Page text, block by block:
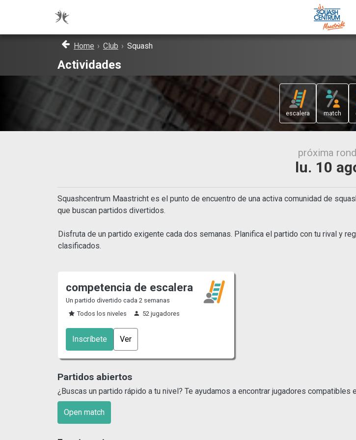
Home › Club › Squash
Actividades
escalera match
próxima
lu. 10
Squashcentrum Maastricht es el punto de encuentro de una activa comunidad de
que buscan partidos divertidos.
Disfruta de un partido exigente cada dos semanas. Planifica el partido con tu rival y
clasificados.
competencia de escalera
Un partido divertido cada 2 semanas
Todos los niveles
52 jugadores
Inscríbete Ver
Partidos abiertos
¿Buscas un partido rápido a tu nivel? Te ayudamos a encontrar jugadores compatibles
Open match